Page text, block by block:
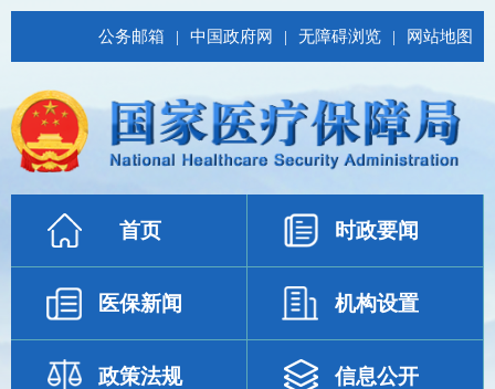
公务邮箱 | 中国政府网 | 无障碍浏览 | 网站地图
首页 时政要闻
医保新闻 机构设置
政策法规 信息公开